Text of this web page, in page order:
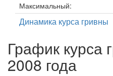
Максимальный:
Динамика курса гривны
График курса
2008 года